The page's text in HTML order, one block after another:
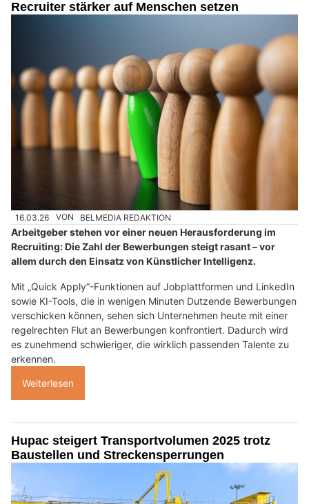
Recruiter stärker auf Menschen setzen
16.03.26 VON BELMEDIA REDAKTION
Arbeitgeber stehen vor einer neuen Herausforderung im
Recruiting: Die Zahl der Bewerbungen steigt rasant – vor
allem durch den Einsatz von Künstlicher Intelligenz.
Mit „Quick Apply“-Funktionen auf Jobplattformen und LinkedIn
sowie KI-Tools, die in wenigen Minuten Dutzende Bewerbungen
verschicken können, sehen sich Unternehmen heute mit einer
regelrechten Flut an Bewerbungen konfrontiert. Dadurch wird
es zunehmend schwieriger, die wirklich passenden Talente zu
erkennen.
Weiterlesen
Hupac steigert Transportvolumen 2025 trotz
Baustellen und Streckensperrungen